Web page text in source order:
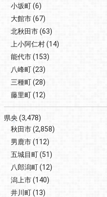
小坂町(6)
大館市(67)
北秋田市(63)
上小阿仁村(14)
能代市(153)
八峰町(23)
三種町(28)
藤里町(12)
県央(3,478)
秋田市(2,858)
男鹿市(112)
五城目町(51)
八郎潟町(12)
潟上市(140)
井川町(13)